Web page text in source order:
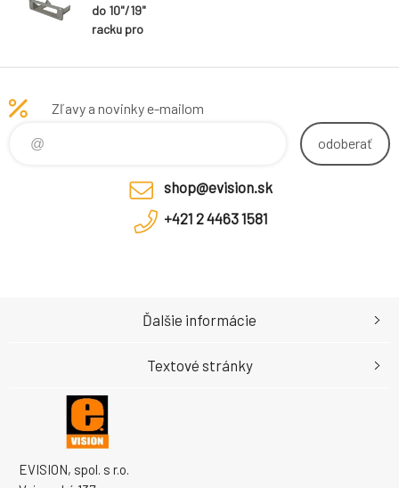
do 10"/19"
racku pro
RB750Gr3/RB7
r2
Zľavy a novinky e-mailom
odoberať
shop@evision.sk
+421 2 4463 1581
EVISION, spol. s r.o.
Ďalšie informácie
Textové stránky